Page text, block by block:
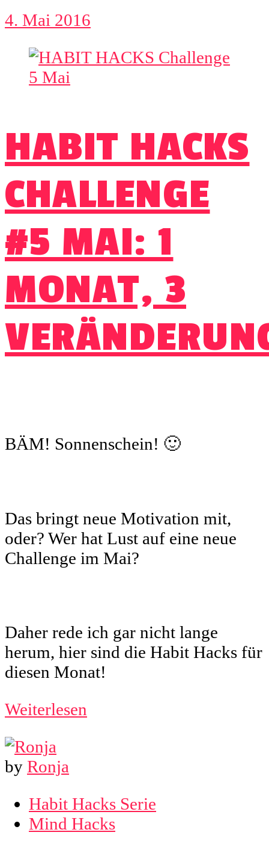
4. Mai 2016
HABIT HACKS
CHALLENGE
#5 MAI: 1
MONAT, 3
BÄM! Sonnenschein! 🙂
Das bringt neue Motivation mit,
oder? Wer hat Lust auf eine neue
Challenge im Mai?
Daher rede ich gar nicht lange
herum, hier sind die Habit Hacks für
diesen Monat!
Weiterlesen
by Ronja
Habit Hacks Serie
Mind Hacks